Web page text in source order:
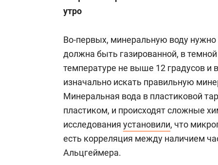
утро
Во-первых, минеральную воду
должна быть газированной, в
температуре не выше 12 градусов и
изначально искать правильную
Минеральная вода в пластиковой
пластиком, и происходят сложные
исследования установили, что
есть корреляция между наличием
Альцгеймера.